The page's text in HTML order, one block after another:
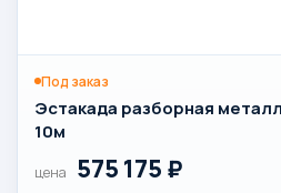
Под заказ
Эстакада разборная
10м
цена 575 175 ₽